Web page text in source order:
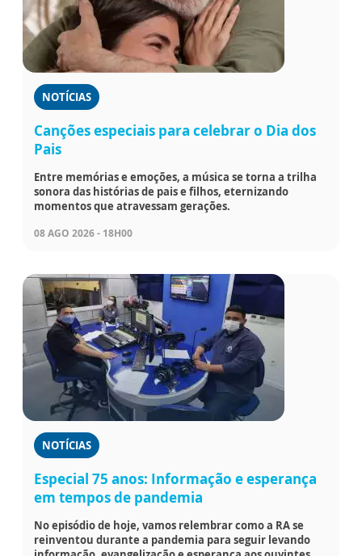
NOTÍCIAS
Canções especiais para celebrar o Dia dos
Pais
Entre memórias e emoções, a música se torna a trilha
sonora das histórias de pais e filhos, eternizando
momentos que atravessam gerações.
08 AGO 2026 - 18H00
NOTÍCIAS
Especial 75 anos: Informação e esperança
em tempos de pandemia
No episódio de hoje, vamos relembrar como a RA se
reinventou durante a pandemia para seguir levando